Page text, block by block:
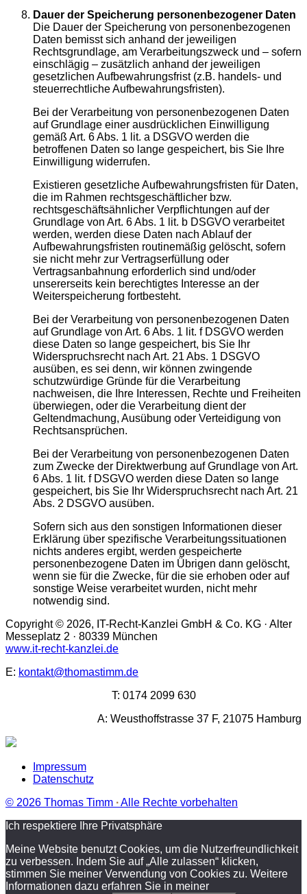
Dauer der Speicherung personenbezogener Daten
Die Dauer der Speicherung von personenbezogenen
Daten bemisst sich anhand der jeweiligen
Rechtsgrundlage, am Verarbeitungszweck und – sofern
einschlägig – zusätzlich anhand der jeweiligen
gesetzlichen Aufbewahrungsfrist (z.B. handels- und
steuerrechtliche Aufbewahrungsfristen).
Bei der Verarbeitung von personenbezogenen Daten
auf Grundlage einer ausdrücklichen Einwilligung
gemäß Art. 6 Abs. 1 lit. a DSGVO werden die
betroffenen Daten so lange gespeichert, bis Sie Ihre
Einwilligung widerrufen.
Existieren gesetzliche Aufbewahrungsfristen für Daten,
die im Rahmen rechtsgeschäftlicher bzw.
rechtsgeschäftsähnlicher Verpflichtungen auf der
Grundlage von Art. 6 Abs. 1 lit. b DSGVO verarbeitet
werden, werden diese Daten nach Ablauf der
Aufbewahrungsfristen routinemäßig gelöscht, sofern
sie nicht mehr zur Vertragserfüllung oder
Vertragsanbahnung erforderlich sind und/oder
unsererseits kein berechtigtes Interesse an der
Weiterspeicherung fortbesteht.
Bei der Verarbeitung von personenbezogenen Daten
auf Grundlage von Art. 6 Abs. 1 lit. f DSGVO werden
diese Daten so lange gespeichert, bis Sie Ihr
Widerspruchsrecht nach Art. 21 Abs. 1 DSGVO
ausüben, es sei denn, wir können zwingende
schutzwürdige Gründe für die Verarbeitung
nachweisen, die Ihre Interessen, Rechte und Freiheiten
überwiegen, oder die Verarbeitung dient der
Geltendmachung, Ausübung oder Verteidigung von
Rechtsansprüchen.
Bei der Verarbeitung von personenbezogenen Daten
zum Zwecke der Direktwerbung auf Grundlage von Art.
6 Abs. 1 lit. f DSGVO werden diese Daten so lange
gespeichert, bis Sie Ihr Widerspruchsrecht nach Art. 21
Abs. 2 DSGVO ausüben.
Sofern sich aus den sonstigen Informationen dieser
Erklärung über spezifische Verarbeitungssituationen
nichts anderes ergibt, werden gespeicherte
personenbezogene Daten im Übrigen dann gelöscht,
wenn sie für die Zwecke, für die sie erhoben oder auf
sonstige Weise verarbeitet wurden, nicht mehr
notwendig sind.
Copyright © 2026, IT-Recht-Kanzlei GmbH & Co. KG · Alter
Messeplatz 2 · 80339 München
www.it-recht-kanzlei.de
E: kontakt@thomastimm.de
T: 0174 2099 630
A: Weusthoffstrasse 37 F, 21075 Hamburg
Impressum
Datenschutz
© 2026 Thomas Timm ∙Alle Rechte vorbehalten
Ich respektiere Ihre Privatsphäre
Meine Website benutzt Cookies, um die Nutzerfreundlichkeit
zu verbessen. Indem Sie auf „Alle zulassen“ klicken,
stimmen Sie meiner Verwendung von Cookies zu. Weitere
Informationen dazu erfahren Sie in meiner